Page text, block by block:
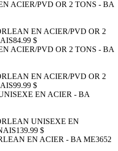
EN ACIER/PVD OR 2
84.99 $
EN ACIER/PVD OR 2
99.99 $
UNISEXE EN
139.99 $